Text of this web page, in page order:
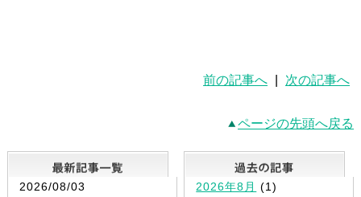
前の記事へ 次の記事へ
ページの先頭へ戻る
最新記事一覧
2026/08/03
2026年8月 (1)